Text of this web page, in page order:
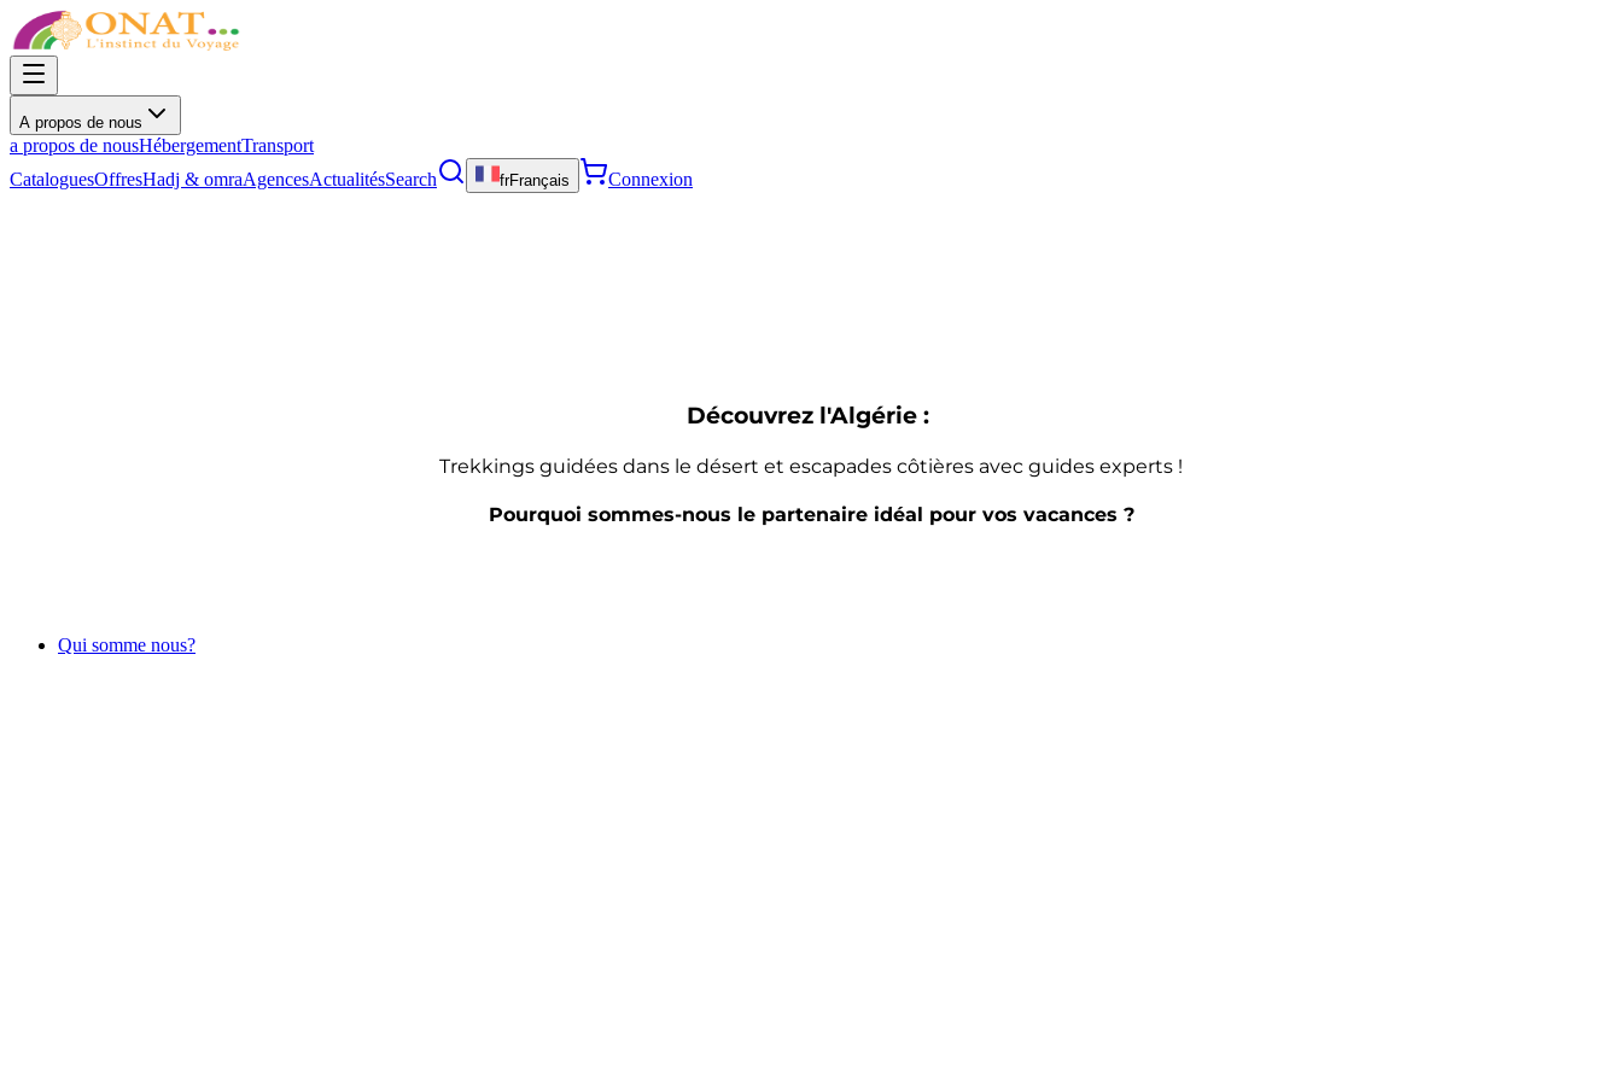
A propos de nous
a propos de nousHébergementTransport
CataloguesOffresHadj & omraAgencesActualitésSearch frFrançais Connexion
Découvrez l'Algérie :
Trekkings guidées dans le désert et escapades côtières avec guides experts !
Pourquoi sommes-nous le partenaire idéal pour vos vacances ?
Qui somme nous?